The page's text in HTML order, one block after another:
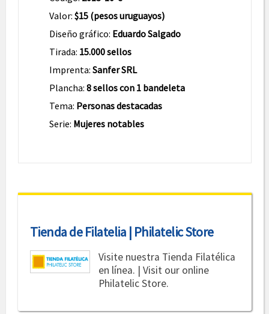
Valor: $15 (pesos uruguayos)
Diseño gráfico: Eduardo Salgado
Tirada: 15.000 sellos
Imprenta: Sanfer SRL
Plancha: 8 sellos con 1 bandeleta
Tema: Personas destacadas
Serie: Mujeres notables
Tienda de Filatelia | Philatelic Store
Visite nuestra Tienda Filatélica
en línea. | Visit our online
Philatelic Store.